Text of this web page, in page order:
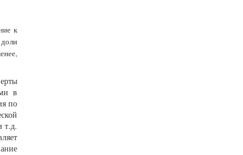
к
в
по
т.д.